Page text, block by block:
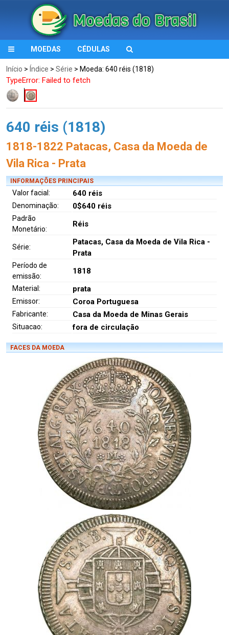
MOEDAS CÉDULAS
Início > Índice > Série > Moeda: 640 réis (1818)
TypeError: Failed to fetch
640 réis (1818)
1818-1822 Patacas, Casa da Moeda de
Vila Rica - Prata
INFORMAÇÕES PRINCIPAIS
Valor facial: 640 réis
Denominação: 0$640 réis
Padrão
Monetário:
Réis
Série:
Patacas, Casa da Moeda de Vila Rica -
Prata
Período de
emissão:
1818
Material: prata
Emissor: Coroa Portuguesa
Fabricante: Casa da Moeda de Minas Gerais
Situacao: fora de circulação
FACES DA MOEDA